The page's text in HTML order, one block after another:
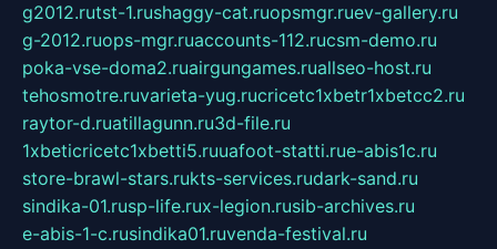
g2012.rutst-1.rushaggy-cat.ruopsmgr.ruev-gallery.ru
g-2012.ruops-mgr.ruaccounts-112.rucsm-demo.ru
poka-vse-doma2.ruairgungames.ruallseo-host.ru
tehosmotre.ruvarieta-yug.rucricetc1xbetr1xbetcc2.ru
raytor-d.ruatillagunn.ru3d-file.ru
1xbeticricetc1xbetti5.ruuafoot-statti.rue-abis1c.ru
store-brawl-stars.rukts-services.rudark-sand.ru
sindika-01.rusp-life.rux-legion.rusib-archives.ru
e-abis-1-c.rusindika01.ruvenda-festival.ru